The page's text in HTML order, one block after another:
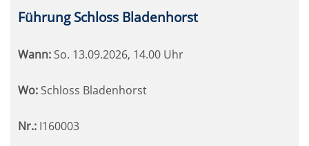
Führung Schloss Bladenhorst
Wann: So. 13.09.2026, 14.00 Uhr
Wo: Schloss Bladenhorst
Nr.: I160003